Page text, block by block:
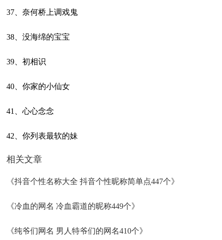
37、奈何桥上调戏鬼
38、没海绵的宝宝
39、初相识
40、你家的小仙女
41、心心念念
42、你列表最软的妹
相关文章
《抖音个性名称大全 抖音个性昵称简单点447个》
《冷血的网名 冷血霸道的昵称449个》
《纯爷们网名 男人特爷们的网名410个》